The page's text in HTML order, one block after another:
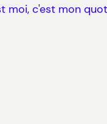
moi, c'est mon